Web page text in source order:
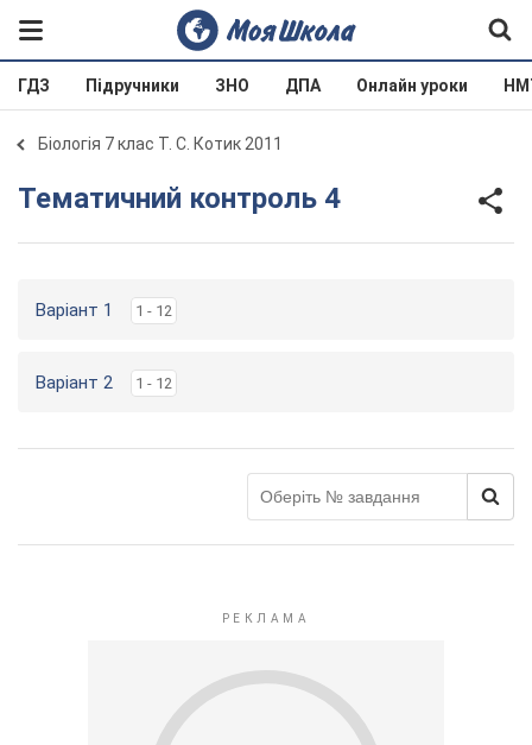
ГДЗ Підручники ЗНО ДПА Онлайн уроки
Біологія 7 клас Т. С. Котик 2011
Тематичний контроль 4
Варіант 1 1 - 12
Варіант 2 1 - 12